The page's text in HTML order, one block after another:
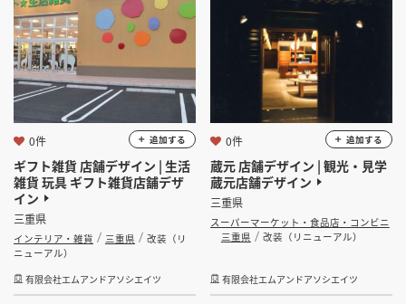
ギフト雑貨 店舗デザイン | 生活
雑貨 玩具 ギフト雑貨店舗デザ
イン
三重県
インテリア・雑貨 三重県
改装（リ
ニューアル）
有限会社エムアンドアソシエイツ
0件 追加する
蔵元 店舗デザイン | 観光・見学
蔵元店舗デザイン
三重県
スーパーマーケット・食品店・コンビニ
三重県
改装（リニューアル）
有限会社エムアンドアソシエイツ
0件 追加する